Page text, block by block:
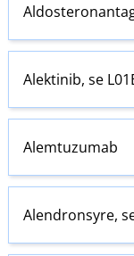
Alektinib, se
Alemtuzumab
Alendronsyre,